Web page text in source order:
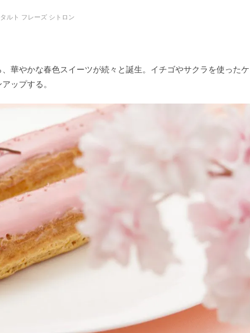
タルト フレーズ シトロン
華やかな春色スイーツが続々と誕生。イチゴやサクラを使ったケ
ップする。